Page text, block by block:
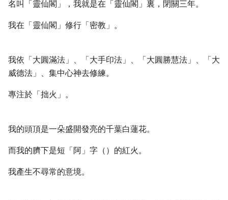
名叫「靈仙閣」，我就是在「靈仙閣」裏，閉關三年。
我在「靈仙閣」修行「密教」。
我依「大圓滿法」、「大手印法」、「大圓勝慧法」、「大
威德法」、集中心神去修練。
專注於「拙火」。
我的頭頂是一朵盛開發亮的千葉白蓮花。
而我的臍下是短「阿」字（）的紅火。
我產生不尋常的意境。